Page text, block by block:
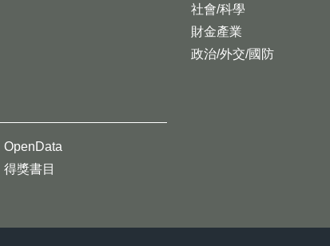
社會/科學
財金產業
政治/外交/國防
OpenData
得獎書目